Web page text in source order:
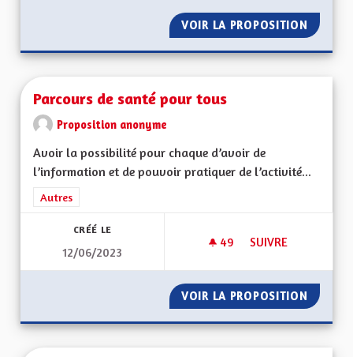
VOIR LA PROPOSITION DES
Parcours de santé pour tous
Proposition anonyme
Avoir la possibilité pour chaque d’avoir de
l’information et de pouvoir pratiquer de l’activité...
Filtrer les résultats de la catégorie : Autres
Autres
CRÉÉ LE
12/06/2023
49 49 ABONNÉS
SUIVRE
VOIR LA PROPOSITION